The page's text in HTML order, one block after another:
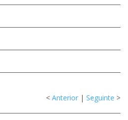
< Anterior | Seguinte >